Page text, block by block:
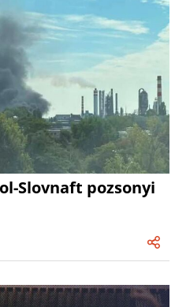
Slovnaft pozsonyi